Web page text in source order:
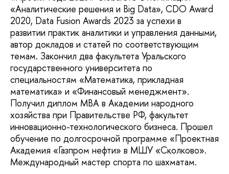
«Аналитические решения и Big Data», CDO Award
2020, Data Fusion Awards 2023 за успехи в
развитии практик аналитики и управления данными,
автор докладов и статей по соответствующим
темам. Закончил два факультета Уральского
государственного университета по
специальностям «Математика, прикладная
математика» и «Финансовый менеджмент».
Получил диплом MBA в Академии народного
хозяйства при Правительстве РФ, факультет
инновационно-технологического бизнеса. Прошел
обучение по долгосрочной программе «Проектная
Академия «Газпром нефти» в МШУ «Сколково».
Международный мастер спорта по шахматам.